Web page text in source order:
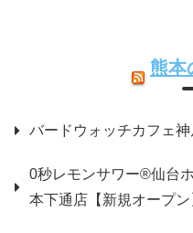
熊本
バードウォッチカフェ神
0秒レモンサワー®仙台
本下通店【新規オープン